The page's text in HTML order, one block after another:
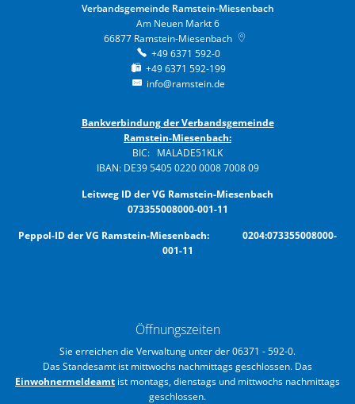
Verbandsgemeinde Ramstein-Miesenbach
Am Neuen Markt 6
66877 Ramstein-Miesenbach
+49 6371 592-0
+49 6371 592-199
info@ramstein.de
Bankverbindung der Verbandsgemeinde
Ramstein-Miesenbach:
BIC: MALADE51KLK
IBAN: DE39 5405 0220 0008 7008 09
Leitweg ID der VG Ramstein-Miesenbach
073355008000-001-11
Peppol-ID der VG Ramstein-Miesenbach: 0204:073355008000-
001-11
Öffnungszeiten
Sie erreichen die Verwaltung unter der 06371 - 592-0.
Das Standesamt ist mittwochs nachmittags geschlossen. Das
Einwohnermeldeamt ist montags, dienstags und mittwochs nachmittags
geschlossen.